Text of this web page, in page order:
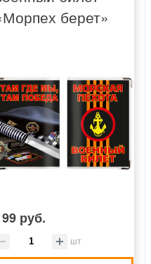
берет»
руб.
шт